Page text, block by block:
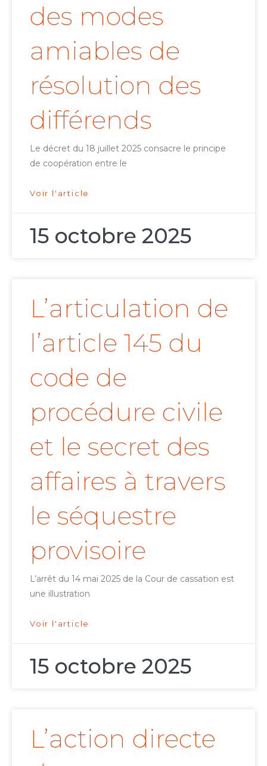
des modes
amiables de
résolution des
différends
Le décret du 18 juillet 2025 consacre le principe
de coopération entre le
Voir l'article
15 octobre 2025
L’articulation de
l’article 145 du
code de
procédure civile
et le secret des
affaires à travers
le séquestre
provisoire
L’arrêt du 14 mai 2025 de la Cour de cassation est
une illustration
Voir l'article
15 octobre 2025
L’action directe